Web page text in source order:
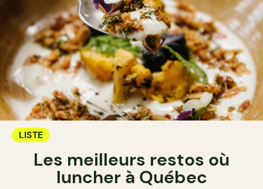
LISTE
Les meilleurs restos où
luncher à Québec